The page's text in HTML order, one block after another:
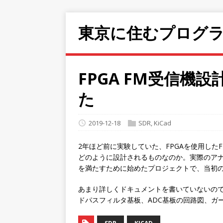
東京に住むプログ
FPGA FM受信機設
た
2019-12-18 SDR KiCad
2年ほど前に実験していた、FPGAを使用した
どのように設計されるものなのか。実際の
を満たすために始めたプロジェクトで、当初
あまり詳しくドキュメントを書いていないの
ドパスフィルタ基板、ADC基板の回路図、ガ